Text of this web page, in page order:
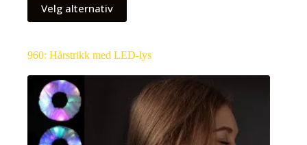
Velg alternativ
960: Hårstrikk med LED-lys